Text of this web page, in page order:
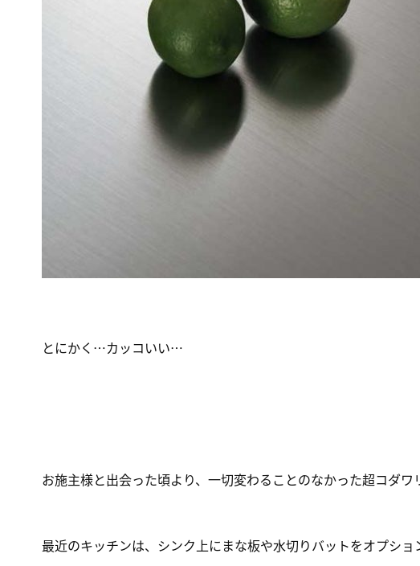
とにかく…カッコいい…
お施主様と出会った頃より、一切変わることのなかった超コダワ
最近のキッチンは、シンク上にまな板や水切りバットをオプシ